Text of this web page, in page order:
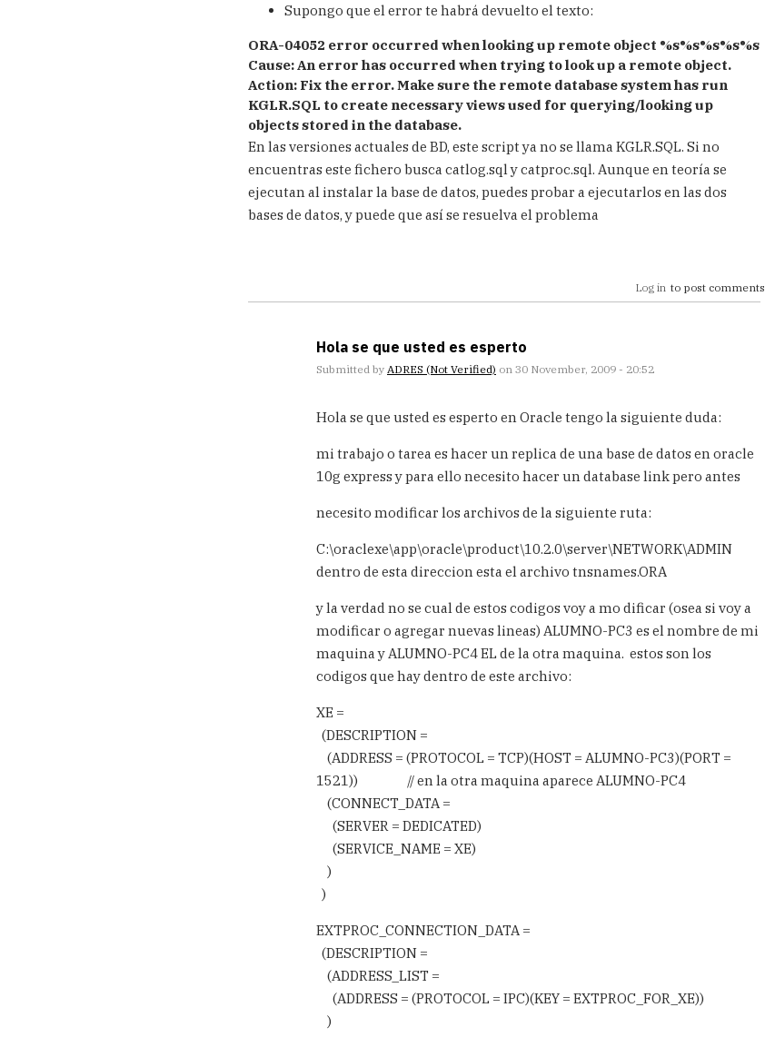
Supongo que el error te habrá devuelto el texto:
ORA-04052 error occurred when looking up remote object %s%s%s%s%s
Cause:An error has occurred when trying to look up a remote object.
Action: Fix the error. Make sure the remote database system has run
KGLR.SQL to create necessary views used for querying/looking up
objects stored in the database.
En las versiones actuales de BD, este script ya no se llama KGLR.SQL. Si no
encuentras este fichero busca catlog.sql y catproc.sql. Aunque en teoría se
ejecutan al instalar la base de datos, puedes probar a ejecutarlos en las dos
bases de datos, y puede que así se resuelva el problema
Log in to post comments
Hola se que usted es esperto
Submitted by ADRES (not Verified) on 30 November, 2009 - 20:52
reply
Entiendo
que
SQLPlus
by
Carlos
Hola se que usted es esperto en Oracle tengo la siguiente duda:
mi trabajo o tarea es hacer un replica de una base de datos en oracle
10g express y para ello necesito hacer un database link pero antes
necesito modificar los archivos de la siguiente ruta:
C:\oraclexe\app\oracle\product\10.2.0\server\NETWORK\ADMIN
dentro de esta direccion esta el archivo tnsnames.ORA
y la verdad no se cual de estos codigos voy a mo dificar (osea si voy a
modificar o agregar nuevas lineas) ALUMNO-PC3 es el nombre de mi
maquina y ALUMNO-PC4 EL de la otra maquina. estos son los
codigos que hay dentro de este archivo:
XE =
(DESCRIPTION =
(ADDRESS = (PROTOCOL = TCP)(HOST = ALUMNO-PC3)(PORT =
1521)) // en la otra maquina aparece ALUMNO-PC4
(CONNECT_DATA =
(SERVER = DEDICATED)
(SERVICE_NAME = XE)
)
)
EXTPROC_CONNECTION_DATA =
(DESCRIPTION =
(ADDRESS_LIST =
(ADDRESS = (PROTOCOL = IPC)(KEY = EXTPROC_FOR_XE))
)